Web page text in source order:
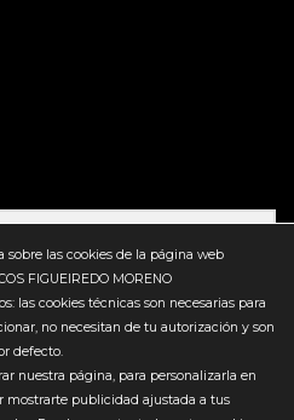
las cookies de la página web
FIGUEIREDO MORENO
las cookies técnicas son necesarias para
no necesitan de tu autorización y son
defecto.
nuestra página, para personalizarla en
mostrarte publicidad ajustada a tus